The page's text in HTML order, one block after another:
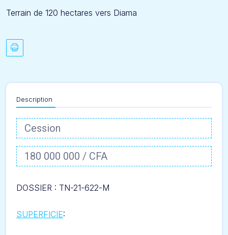
Terrain de 120 hectares vers Diama
Description
Cession
180 000 000 / CFA
DOSSIER : TN-21-622-M
SUPERFICIE: